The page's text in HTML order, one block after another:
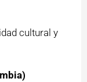
cultural y